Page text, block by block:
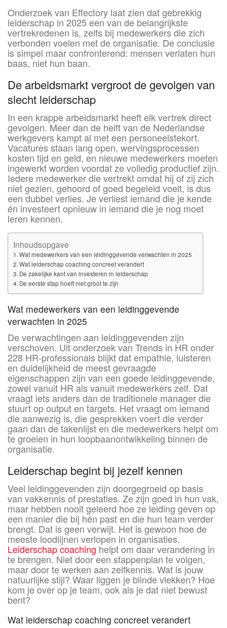
Onderzoek van Effectory laat zien dat gebrekkig
leiderschap in 2025 een van de belangrijkste
vertrekredenen is, zelfs bij medewerkers die zich
verbonden voelen met de organisatie. De conclusie
is simpel maar confronterend: mensen verlaten hun
baas, niet hun baan.
De arbeidsmarkt vergroot de gevolgen van
slecht leiderschap
In een krappe arbeidsmarkt heeft elk vertrek direct
gevolgen. Meer dan de helft van de Nederlandse
werkgevers kampt al met een personeelstekort.
Vacatures staan lang open, wervingsprocessen
kosten tijd en geld, en nieuwe medewerkers moeten
ingewerkt worden voordat ze volledig productief zijn.
Iedere medewerker die vertrekt omdat hij of zij zich
niet gezien, gehoord of goed begeleid voelt, is dus
een dubbel verlies. Je verliest iemand die je kende
én investeert opnieuw in iemand die je nog moet
leren kennen.
Inhoudsopgave
Wat medewerkers van een leidinggevende verwachten in 2025
Wat leiderschap coaching concreet verandert
De zakelijke kant van investeren in leiderschap
De eerste stap hoeft niet groot te zijn
Wat medewerkers van een leidinggevende
verwachten in 2025
De verwachtingen aan leidinggevenden zijn
verschoven. Uit onderzoek van Trends in HR onder
228 HR-professionals blijkt dat empathie, luisteren
en duidelijkheid de meest gevraagde
eigenschappen zijn van een goede leidinggevende,
zowel vanuit HR als vanuit medewerkers zelf. Dat
vraagt iets anders dan de traditionele manager die
stuurt op output en targets. Het vraagt om iemand
die aanwezig is, die gesprekken voert die verder
gaan dan de takenlijst en die medewerkers helpt om
te groeien in hun loopbaanontwikkeling binnen de
organisatie.
Leiderschap begint bij jezelf kennen
Veel leidinggevenden zijn doorgegroeid op basis
van vakkennis of prestaties. Ze zijn goed in hun vak,
maar hebben nooit geleerd hoe ze leiding geven op
een manier die bij hén past en die hun team verder
brengt. Dat is geen verwijt. Het is gewoon hoe de
meeste loodlijnen verlopen in organisaties.
Leiderschap coaching helpt om daar verandering in
te brengen. Niet door een stappenplan te volgen,
maar door te werken aan zelfkennis. Wat is jouw
natuurlijke stijl? Waar liggen je blinde vlekken? Hoe
kom je over op je team, ook als je dat niet bewust
bent?
Wat leiderschap coaching concreet verandert